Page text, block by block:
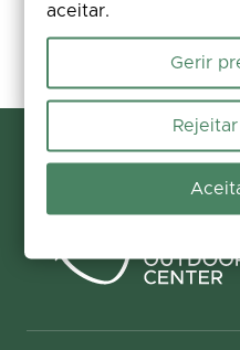
terreno? Reporta a ocorrência
corrigi-la.
aceitar.
Gerir